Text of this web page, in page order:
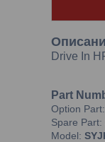
Drive In
Part
Option Part:
Spare Part:
Model: